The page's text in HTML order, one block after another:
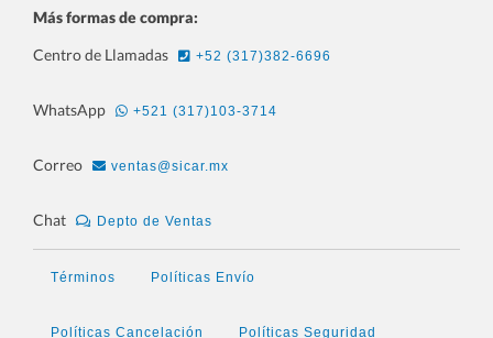
Más formas de compra:
Centro de Llamadas
+52 (317)382-6696
WhatsApp +521 (317)103-3714
Correo ventas@sicar.mx
Chat Depto de Ventas
Términos Políticas Envío
Políticas Cancelación Políticas Seguridad